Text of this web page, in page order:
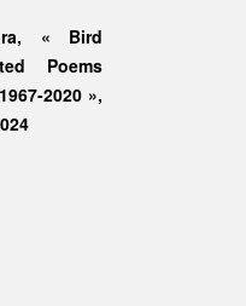
« Bird
Poems
2020 »,